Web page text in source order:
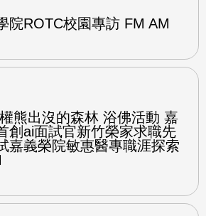
院ROTC校園專訪 FM AM
熊出沒的森林 浴佛活動 嘉
創ai面試官新竹榮家求職先
嘉義榮院敏惠醫專職涯探索